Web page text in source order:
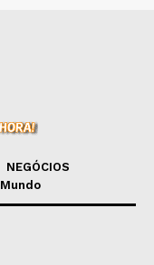
NEGÓCIOS
Mundo